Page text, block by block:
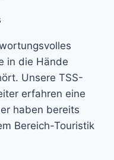
in die Hände
Unsere TSS-
erfahren eine
haben bereits
Bereich-Touristik